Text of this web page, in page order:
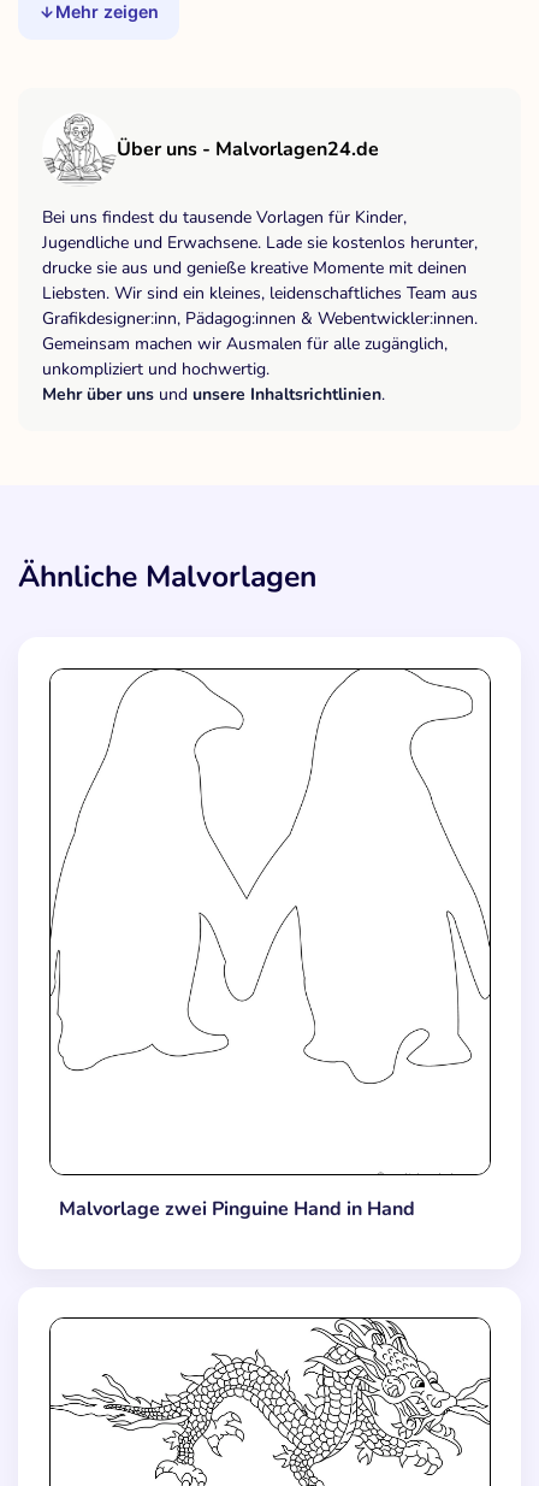
Mehr zeigen
Über uns - Malvorlagen24.de
Bei uns findest du tausende Vorlagen für Kinder,
Jugendliche und Erwachsene. Lade sie kostenlos herunter,
drucke sie aus und genieße kreative Momente mit deinen
Liebsten. Wir sind ein kleines, leidenschaftliches Team aus
Grafikdesigner:inn, Pädagog:innen & Webentwickler:innen.
Gemeinsam machen wir Ausmalen für alle zugänglich,
unkompliziert und hochwertig.
Mehr über uns und unsere Inhaltsrichtlinien.
Ähnliche Malvorlagen
Malvorlage zwei Pinguine Hand in Hand